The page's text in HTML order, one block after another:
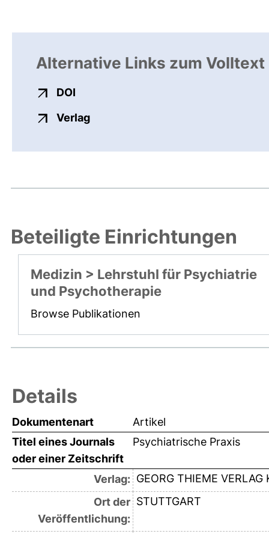
Alternative Links zum Volltext
DOI
Verlagexterner Link, öffnet neues
Beteiligte Einrichtungen
Medizin > Lehrstuhl für Psychiatrie
und Psychotherapie
Browse Publikationen
Details
Dokumentenart
Artikel
Titel eines Journals
oder einer Zeitschrift
Psychiatrische Praxis
Verlag: GEORG THIEME VERLAG
Ort der
Veröffentlichung:
STUTTGART